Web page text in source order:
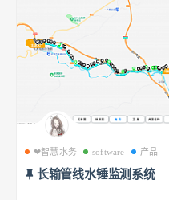
❤智慧水务 software 产品
长输管线水锤监测系统